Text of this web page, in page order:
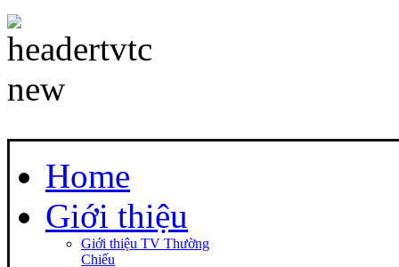
Home
Giới thiệu
Giới thiệu TV Thường
Chiếu